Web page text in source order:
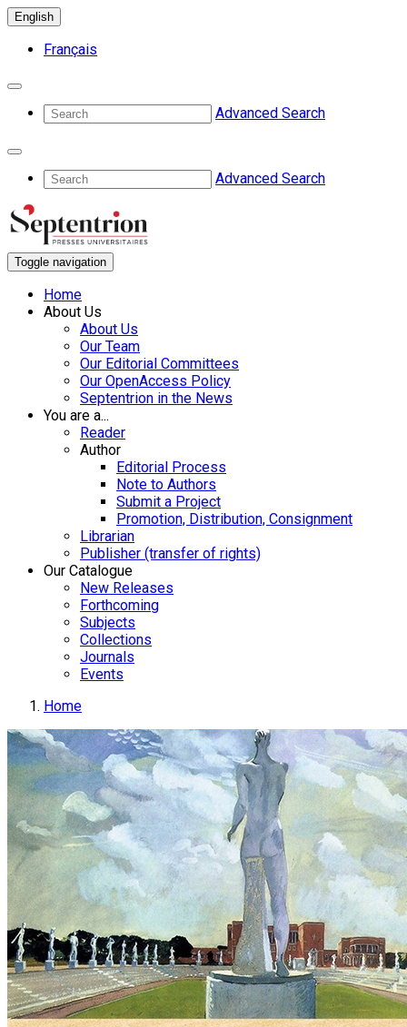
English
Français
Advanced Search
Advanced Search
Toggle navigation
Home
About Us
About Us
Our Team
Our Editorial Committees
Our OpenAccess Policy
Septentrion in the News
You are a...
Reader
Author
Editorial Process
Note to Authors
Submit a Project
Promotion, Distribution, Consignment
Librarian
Publisher (transfer of rights)
Our Catalogue
New Releases
Forthcoming
Subjects
Collections
Journals
Events
Home